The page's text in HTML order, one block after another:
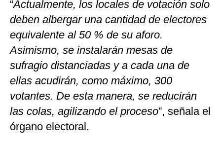
“Actualmente, los locales de votación solo
deben albergar una cantidad de electores
equivalente al 50 % de su aforo.
Asimismo, se instalarán mesas de
sufragio distanciadas y a cada una de
ellas acudirán, como máximo, 300
votantes. De esta manera, se reducirán
las colas, agilizando el proceso”, señala el
órgano electoral.